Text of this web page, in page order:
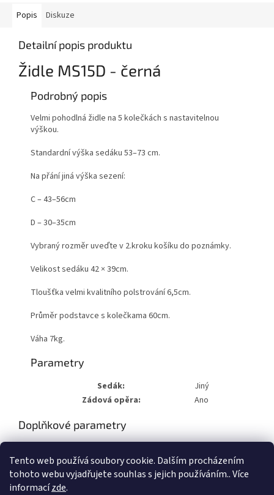
Tento web používá soubory cookie. Dalším procházením
tohoto webu vyjadřujete souhlas s jejich používáním.. Více
informacízde.
Popis Diskuze
Detailní popis produktu
Židle MS15D - černá
Podrobný popis
Velmi pohodlná židle na 5 kolečkách s nastavitelnou
výškou.
Standardní výška sedáku 53–73 cm.
Na přání jiná výška sezení:
C – 43–56cm
D – 30–35cm
Vybraný rozměr uveďte v 2.kroku košíku do poznámky.
Velikost sedáku 42 × 39cm.
Tloušťka velmi kvalitního polstrování 6,5cm.
Průměr podstavce s kolečkama 60cm.
Váha 7kg.
Parametry
Sedák:
Jiný
Zádová opěra:
Ano
Doplňkové parametry
Hmotnost
8 kg